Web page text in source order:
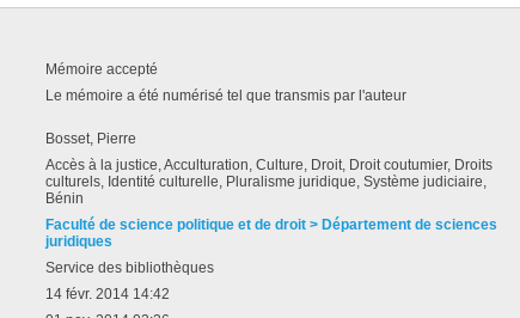
Mémoire accepté
Le mémoire a été numérisé tel que transmis par l'auteur
Bosset, Pierre
Accès à la justice, Acculturation, Culture, Droit, Droit coutumier, Droits
culturels, Identité culturelle, Pluralisme juridique, Système judiciaire,
Bénin
Faculté de science politique et de droit > Département de sciences
juridiques
Service des bibliothèques
14 févr. 2014 14:42